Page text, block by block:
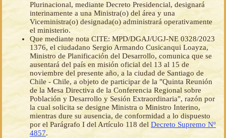
Plurinacional, mediante Decreto Presidencial, designará
interinamente a una Ministra(o) del área y una
Viceministra(o) designada(o) administrará operativamente
el ministerio.
Que mediante nota CITE: MPD/DGAJ/UGJ-NE 0328/2023
1376, el ciudadano Sergio Armando Cusicanqui Loayza,
Ministro de Planificación del Desarrollo, comunica que se
ausentará del país en misión oficial del 13 al 15 de
noviembre del presente año, a la ciudad de Santiago de
Chile - Chile, a objeto de participar de la "Quinta Reunión
de la Mesa Directiva de la Conferencia Regional sobre
Población y Desarrollo y Sesión Extraordinaria", razón por
la cual solicita se designe Ministra o Ministro Interino,
mientras dure su ausencia, de conformidad a lo dispuesto
por el Parágrafo I del Artículo 118 del Decreto Supremo Nº
4857.